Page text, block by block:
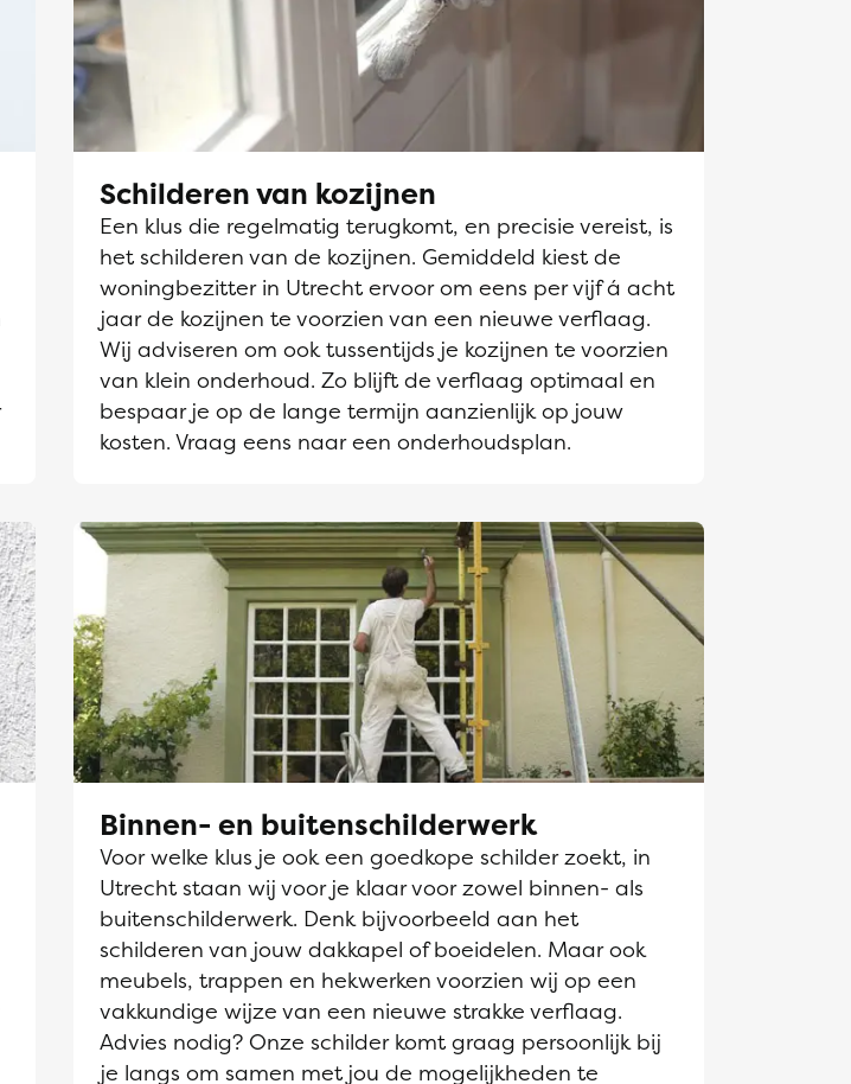
Schilderen van kozijnen
Een klus die regelmatig terugkomt, en precisie vereist, is
het schilderen van de kozijnen. Gemiddeld kiest de
woningbezitter in Utrecht ervoor om eens per vijf á acht
jaar de kozijnen te voorzien van een nieuwe verflaag.
Wij adviseren om ook tussentijds je kozijnen te voorzien
van klein onderhoud. Zo blijft de verflaag optimaal en
bespaar je op de lange termijn aanzienlijk op jouw
kosten. Vraag eens naar een onderhoudsplan.
Binnen- en buitenschilderwerk
Voor welke klus je ook een goedkope schilder zoekt, in
Utrecht staan wij voor je klaar voor zowel binnen- als
buitenschilderwerk. Denk bijvoorbeeld aan het
schilderen van jouw dakkapel of boeidelen. Maar ook
meubels, trappen en hekwerken voorzien wij op een
vakkundige wijze van een nieuwe strakke verflaag.
Advies nodig? Onze schilder komt graag persoonlijk bij
je langs om samen met jou de mogelijkheden te